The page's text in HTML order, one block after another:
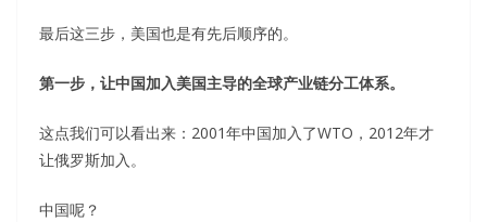
最后这三步，美国也是有先后顺序的。
第一步，让中国加入美国主导的全球产业链分工体系。
这点我们可以看出来：2001年中国加入了WTO，2012年才
让俄罗斯加入。
中国呢？